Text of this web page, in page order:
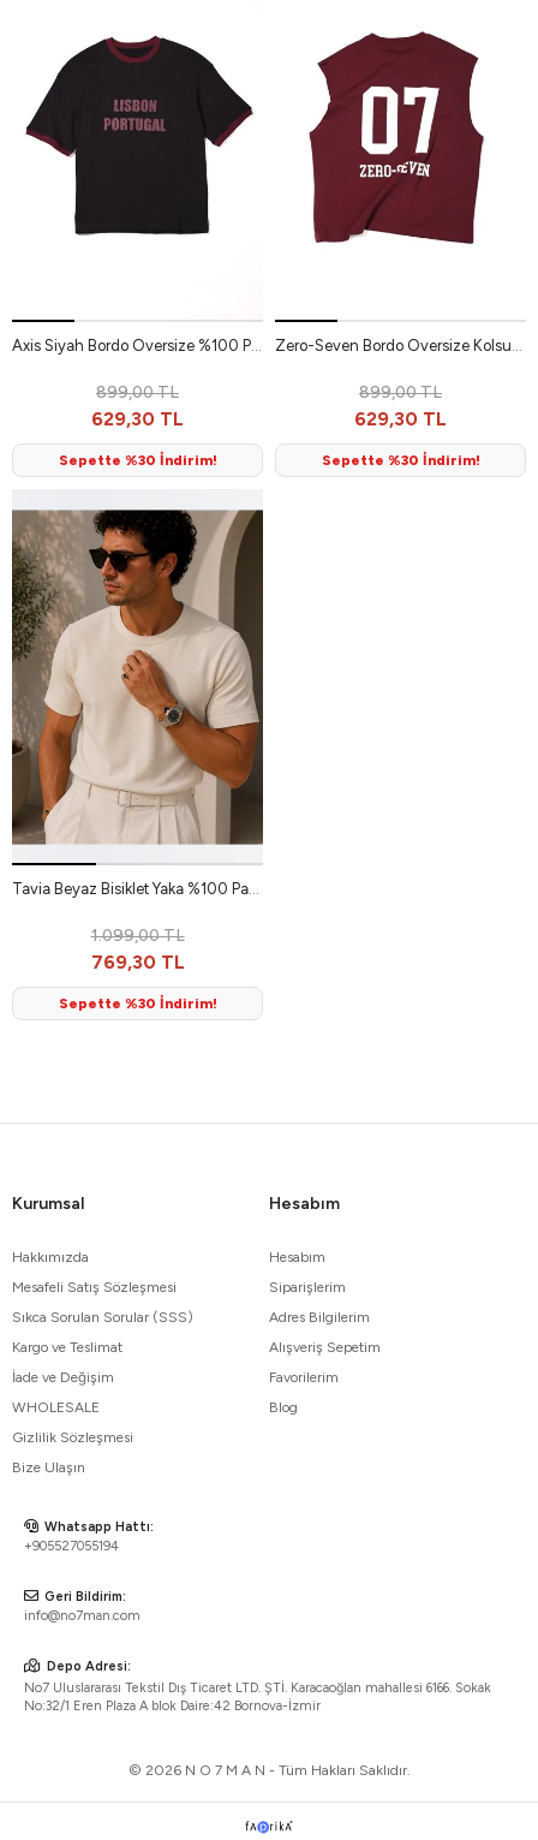
899,00 TL
629,30 TL
Sepette %30 İndirim!
899,00 TL
629,30 TL
Sepette %30 İndirim!
Tavia Beyaz Bisiklet Yaka %100 Pamuk Erkek Tshirt
1.099,00 TL
769,30 TL
Sepette %30 İndirim!
Kurumsal
Hakkımızda
Mesafeli Satış Sözleşmesi
Sıkca Sorulan Sorular (SSS)
Kargo ve Teslimat
İade ve Değişim
WHOLESALE
Gizlilik Sözleşmesi
Bize Ulaşın
Hesabım
Hesabım
Siparişlerim
Adres Bilgilerim
Alışveriş Sepetim
Favorilerim
Blog
Whatsapp Hattı:
+905527055194
Geri Bildirim:
info@no7man.com
Depo Adresi:
No7 Uluslararası Tekstil Dış Ticaret LTD. ŞTİ. Karacaoğlan mahallesi 6166. Sokak
No:32/1 Eren Plaza A blok Daire:42 Bornova-İzmir
© 2026 N O 7 M A N - Tüm Hakları Saklıdır.